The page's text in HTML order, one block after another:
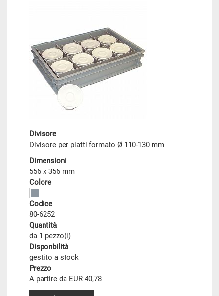
Divisore
Divisore per piatti formato Ø 110-130 mm
Dimensioni
556 x 356 mm
Colore
Codice
80-6252
Quantità
da 1 pezzo(i)
Disponbilità
gestito a stock
Prezzo
A partire da EUR 40,78